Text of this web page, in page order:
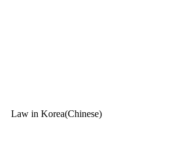
Law in Korea(Chinese)